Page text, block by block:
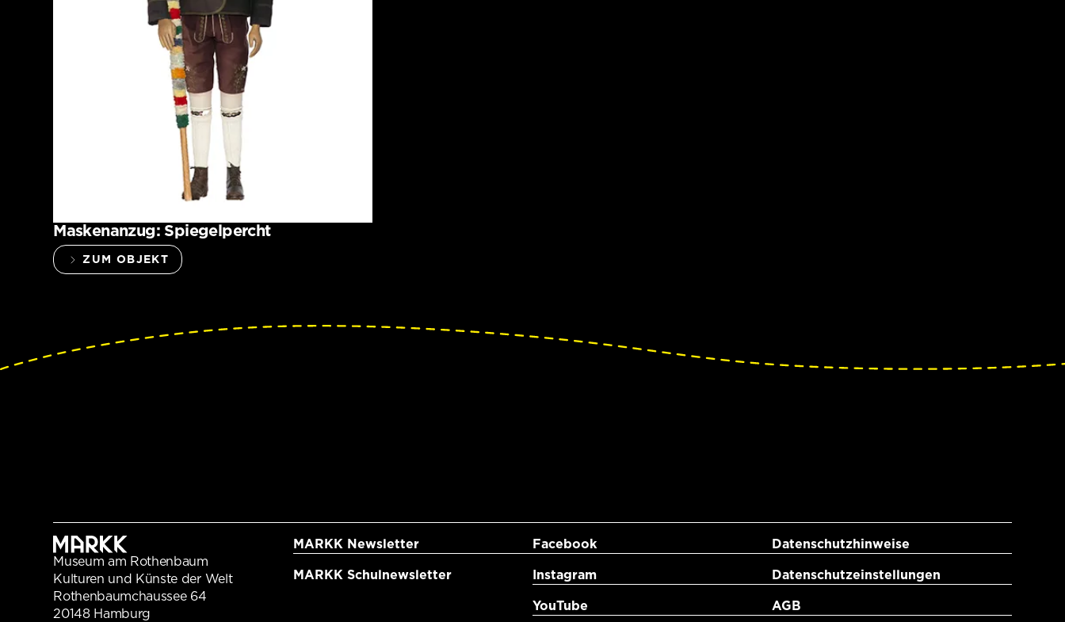
Maskenanzug: Spiegelpercht
ZUM OBJEKT
Museum am Rothenbaum
Kulturen und Künste der Welt
Rothenbaumchaussee 64
20148 Hamburg
MARKK Newsletter
MARKK Schulnewsletter
Facebook
Instagram
YouTube
Datenschutzhinweise
Datenschutzeinstellungen
AGB